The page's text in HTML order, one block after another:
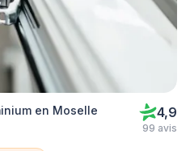
en Moselle 4,9
99 avis